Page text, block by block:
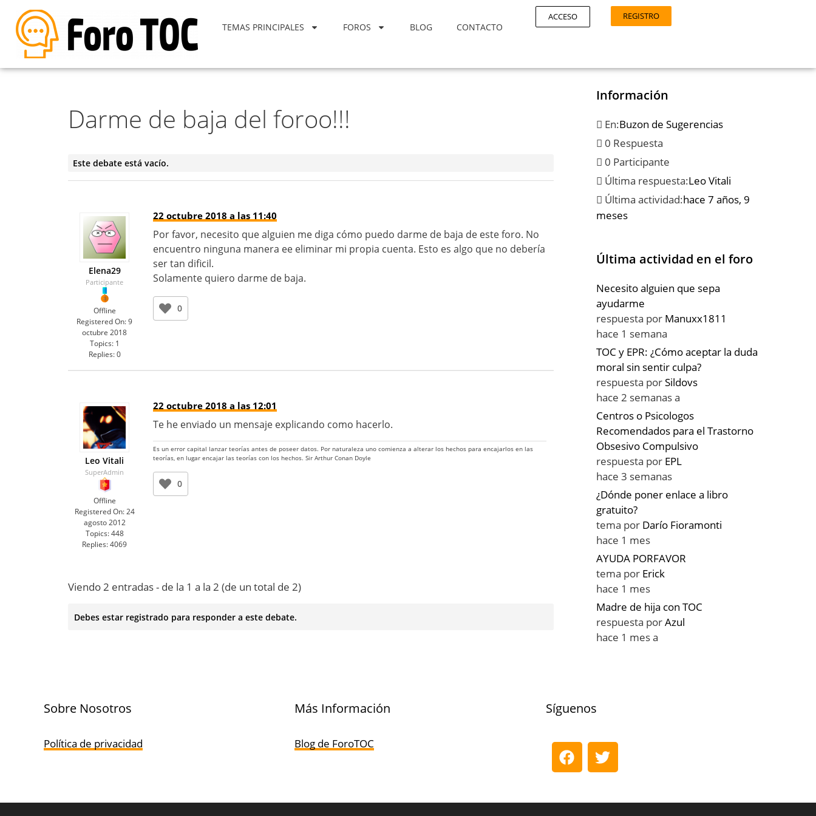
TEMAS PRINCIPALES FOROS BLOG CONTACTO
ACCESO REGISTRO
Darme de baja del foroo!!!
Este debate está vacío.
Elena29
Participante
Offline
Registered On:9
octubre 2018
Topics: 1
Replies: 0
22 octubre 2018 a las 11:40
Por favor, necesito que alguien me diga cómo puedo darme de baja de este foro. No
encuentro ninguna manera ee eliminar mi propia cuenta. Esto es algo que no debería
ser tan dificil.
Solamente quiero darme de baja.
0
Leo Vitali
SuperAdmin
Offline
Registered On: 24
agosto 2012
Topics: 448
Replies:4069
22 octubre 2018 a las 12:01
Te he enviado un mensaje explicando como hacerlo.
Es un error capital lanzar teorías antes de poseer datos. Por naturaleza uno comienza a alterar los hechos para encajarlos en las
teorías, en lugar encajar las teorías con los hechos. Sir Arthur Conan Doyle
0
Viendo 2 entradas - de la 1 a la 2 (de un total de 2)
Debes estar registrado para responder a este debate.
Información
En:Buzon de Sugerencias
0 Respuesta
0 Participante
Última respuesta:Leo Vitali
Última actividad:hace 7 años, 9
meses
Última actividad en el foro
Necesito alguien que sepa
ayudarme
respuesta por Manuxx1811
hace 1 semana
TOC y EPR: ¿Cómo aceptar la duda
moral sin sentir culpa?
respuesta porSildovs
hace 2 semanas a
Centros o Psicologos
Recomendados para el Trastorno
Obsesivo Compulsivo
respuesta por EPL
hace 3 semanas
¿Dónde poner enlace a libro
gratuito?
tema por Darío Fioramonti
hace 1 mes
AYUDA PORFAVOR
tema por Erick
hace 1 mes
Madre de hija con TOC
respuesta porAzul
hace 1 mes a
Sobre Nosotros
Política de privacidad
Más Información
Blog de ForoTOC
Síguenos